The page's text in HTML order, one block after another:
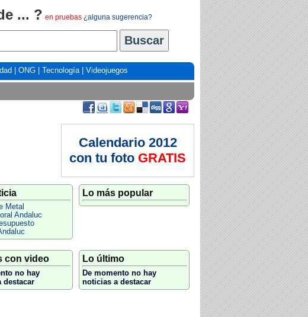
... ? en pruebas ¿alguna sugerencia?
ONG Tecnología| Videojuegos
Calendario 2012
con tu foto GRATIS
Metal
Andaluc
Lo más popular
con video
no hay
destacar
Lo último
De momento no hay
noticias a destacar